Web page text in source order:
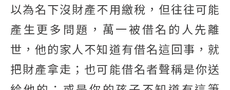
以為名下沒財產不用繳稅，但往往可能
產生更多問題，萬一被借名的人先離
世，他的家人不知道有借名這回事，就
把財產拿走；也可能借名者聲稱是你送